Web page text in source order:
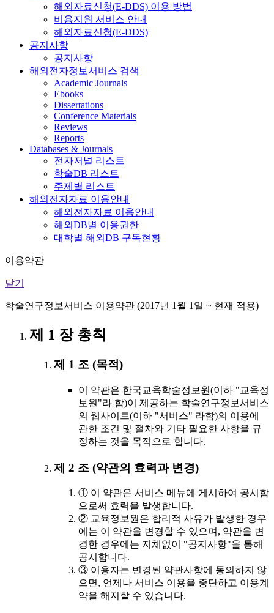
해외자료신청(E-DDS) 이용 방법
비용지원 서비스 안내
해외자료신청(E-DDS)
공지사항
공지사항
해외전자정보서비스 검색
Academic Journals
Ebooks
Dissertations
Conference Materials
Reviews
Reports
Databases & Journals
전자저널 리스트
학술DB 리스트
주제별 리스트
해외전자자료 이용안내
해외전자자료 이용안내
해외DB별 이용권한
대학별 해외DB 구독현황
이용약관
닫기
학술연구정보서비스 이용약관 (2017년 1월 1일 ~ 현재 적용)
제 1 장 총칙
제 1 조 (목적)
이 약관은 한국교육학술정보원(이하 "교육정
보원"라 함)이 제공하는 학술연구정보서비스
의 웹사이트(이하 "서비스" 라함)의 이용에
관한 조건 및 절차와 기타 필요한 사항을 규
정하는 것을 목적으로 합니다.
제 2 조 (약관의 효력과 변경)
① 이 약관은 서비스 메뉴에 게시하여 공시함
으로써 효력을 발생합니다.
② 교육정보원은 합리적 사유가 발생한 경우
에는 이 약관을 변경할 수 있으며, 약관을 변
경한 경우에는 지체없이 "공지사항"을 통해
공시합니다.
③ 이용자는 변경된 약관사항에 동의하지 않
으면, 언제나 서비스 이용을 중단하고 이용계
약을 해지할 수 있습니다.